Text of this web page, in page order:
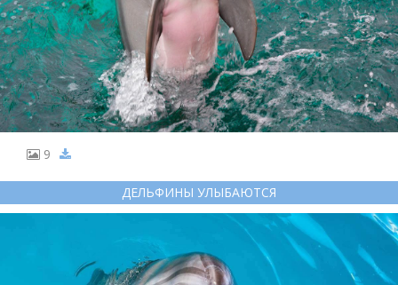
9
ДЕЛЬФИНЫ УЛЫБАЮТСЯ